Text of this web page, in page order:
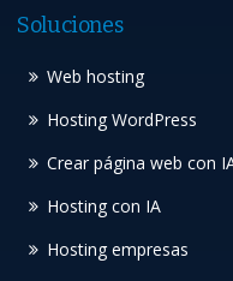
Soluciones
Web hosting
Hosting WordPress
Crear página web con
Hosting con IA
Hosting empresas